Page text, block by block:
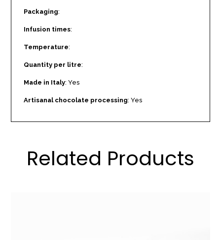
Packaging:
Infusion times:
Temperature:
Quantity per litre:
Made in Italy: Yes
Artisanal chocolate processing: Yes
Related Products